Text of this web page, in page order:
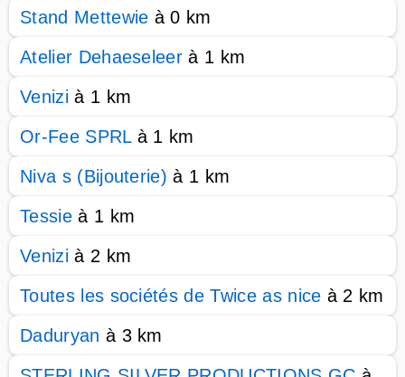
Stand Mettewie à 0 km
Atelier Dehaeseleer à 1 km
Venizià 1 km
Or-Fee SPRLà 1 km
Niva s (Bijouterie) à 1 km
Tessieà 1 km
Venizià 2 km
Toutes les sociétés de Twice as nice à 2 km
Daduryan à 3 km